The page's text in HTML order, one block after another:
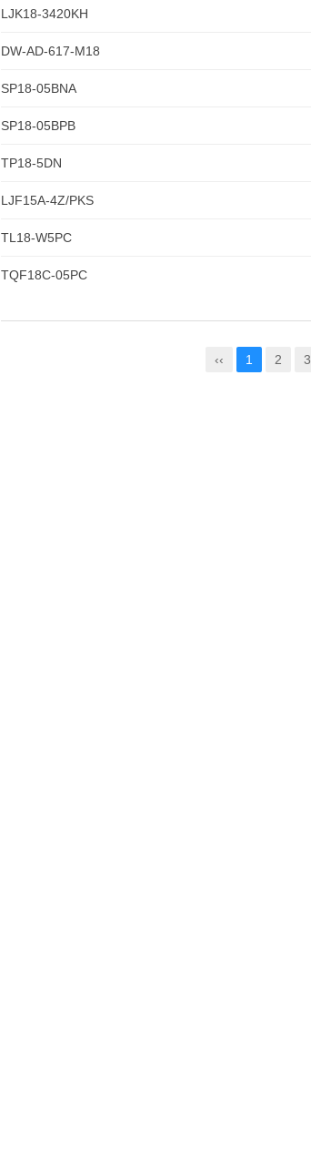
LJK18-3420KH
DW-AD-617-M18
SP18-05BNA
SP18-05BPB
TP18-5DN
LJF15A-4Z/PKS
TL18-W5PC
TQF18C-05PC
‹‹ 1 2 3